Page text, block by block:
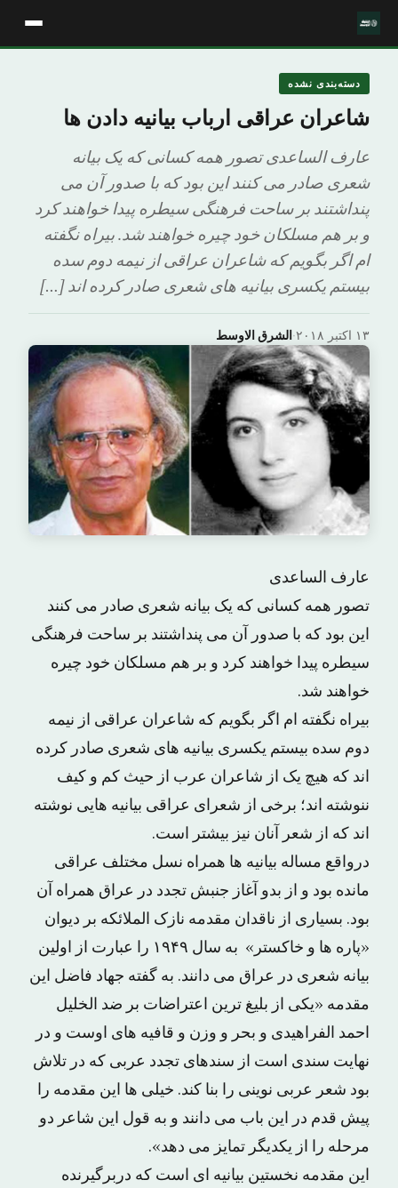
دسته‌بندی نشده
شاعران عراقی ارباب بیانیه دادن ها
عارف الساعدی تصور همه کسانی که یک بیانه
شعری صادر می کنند این بود که با صدور آن می
پنداشتند بر ساحت فرهنگی سیطره پیدا خواهند کرد
و بر هم مسلکان خود چیره خواهند شد. بیراه نگفته
ام اگر بگویم که شاعران عراقی از نیمه دوم سده
بیستم یکسری بیانیه های شعری صادر کرده اند […]
الشرق الاوسط· ۱۳ اکتبر ۲۰۱۸
عارف الساعدی
تصور همه کسانی که یک بیانه شعری صادر می کنند
این بود که با صدور آن می پنداشتند بر ساحت فرهنگی
سیطره پیدا خواهند کرد و بر هم مسلکان خود چیره
خواهند شد.
بیراه نگفته ام اگر بگویم که شاعران عراقی از نیمه
دوم سده بیستم یکسری بیانیه های شعری صادر کرده
اند که هیچ یک از شاعران عرب از حیث کم و کیف
ننوشته اند؛ برخی از شعرای عراقی بیانیه هایی نوشته
اند که از شعر آنان نیز بیشتر است.
درواقع مساله بیانیه ها همراه نسل مختلف عراقی
مانده بود و از بدو آغاز جنبش تجدد در عراق همراه آن
بود. بسیاری از ناقدان مقدمه نازک الملائکه بر دیوان
«پاره ها و خاکستر» به سال ۱۹۴۹ را عبارت از اولین
بیانه شعری در عراق می دانند. به گفته جهاد فاضل این
مقدمه «یکی از بلیغ ترین اعتراضات بر ضد الخلیل
احمد الفراهیدی و بحر و وزن و قافیه های اوست و در
نهایت سندی است از سندهای تجدد عربی که در تلاش
بود شعر عربی نوینی را بنا کند. خیلی ها این مقدمه را
پیش قدم در این باب می دانند و به قول این شاعر دو
مرحله را از یکدیگر تمایز می دهد».
این مقدمه نخستین بیانیه ای است که دربرگیرنده